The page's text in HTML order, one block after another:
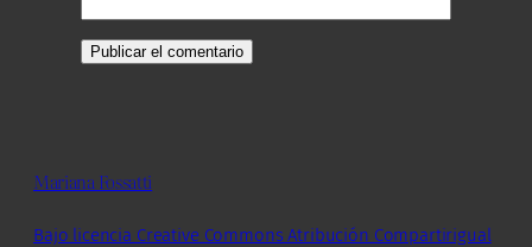
Mariana Fossatti
Bajo licencia Creative Commons Atribución Compartirigual